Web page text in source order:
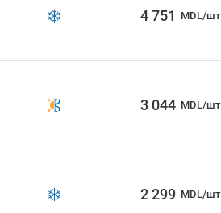
4 751 MDL/шт
3 044 MDL/шт
2 299 MDL/шт